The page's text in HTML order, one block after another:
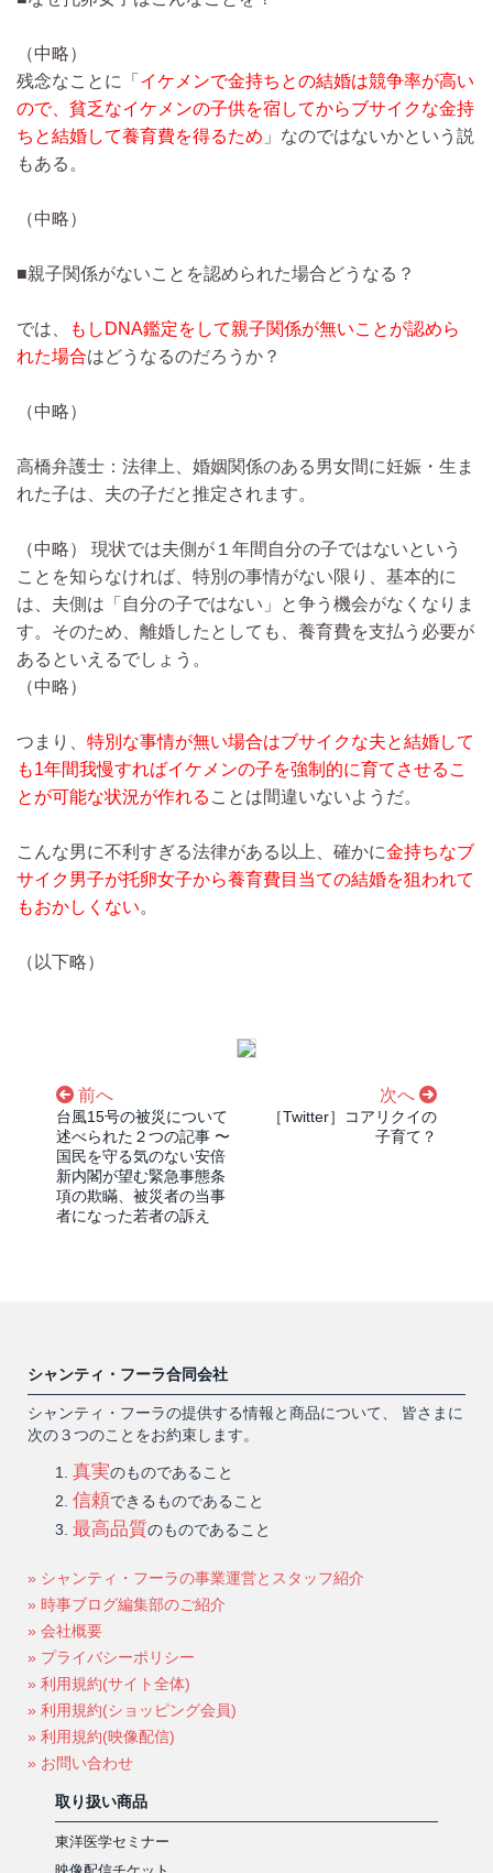
（中略）
残念なことに「 イケメンで金持ちとの結婚は競争率が高い
ので、貧乏なイケメンの子供を宿してからブサイクな金持
ちと結婚して養育費を得るため 」なのではないかという説
もある。
（中略）
■親子関係がないことを認められた場合どうなる？
では、
もしDNA鑑定をして親子関係が無いことが認めら
れた場合はどうなるのだろうか？
（中略）
高橋弁護士：法律上、婚姻関係のある男女間に妊娠・生ま
れた子は、夫の子だと推定されます。
（中略）
現状では夫側が１年間自分の子ではないという
ことを知らなければ、特別の事情がない限り、基本的に
は、夫側は「自分の子ではない」と争う機会がなくなりま
す。そのため、離婚したとしても、養育費を支払う必要が
あるといえるでしょう。
（中略）
つまり、 特別な事情が無い場合はブサイクな夫と結婚して
も1年間我慢すればイケメンの子を強制的に育てさせるこ
とが可能な状況が作れる ことは間違いないようだ。
こんな男に不利すぎる法律がある以上、確かに金持ちなブ
サイク男子が托卵女子から養育費目当ての結婚を狙われて
もおかしくない。
（以下略）
前へ
台風15号の被災について
述べられた２つの記事 〜
国民を守る気のない安倍
新内閣が望む緊急事態条
項の欺瞞、被災者の当事
者になった若者の訴え
次へ
［Twitter］コアリクイの
子育て？
シャンティ・フーラ合同会社
シャンティ・フーラの提供する情報と商品について、 皆さまに
次の３つのことをお約束します。
真実のものであること
信頼できるものであること
最高品質のものであること
» シャンティ・フーラの事業運営とスタッフ紹介
» 時事ブログ編集部のご紹介
» 会社概要
» プライバシーポリシー
» 利用規約(サイト全体)
» 利用規約(ショッピング会員)
» 利用規約(映像配信)
» お問い合わせ
取り扱い商品
東洋医学セミナー